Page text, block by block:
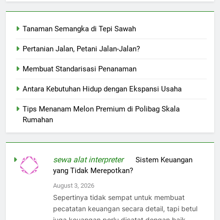
Tanaman Semangka di Tepi Sawah
Pertanian Jalan, Petani Jalan-Jalan?
Membuat Standarisasi Penanaman
Antara Kebutuhan Hidup dengan Ekspansi Usaha
Tips Menanam Melon Premium di Polibag Skala
Rumahan
sewa alat interpreteronSistem Keuangan
yang Tidak Merepotkan?
August 3, 2026
Sepertinya tidak sempat untuk membuat
pecatatan keuangan secara detail, tapi betul